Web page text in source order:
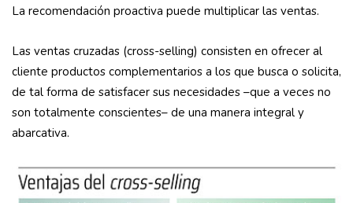
La recomendación proactiva puede multiplicar las ventas.
Las ventas cruzadas (cross-selling) consisten en ofrecer al
cliente productos complementarios a los que busca o solicita,
de tal forma de satisfacer sus necesidades –que a veces no
son totalmente conscientes– de una manera integral y
abarcativa.